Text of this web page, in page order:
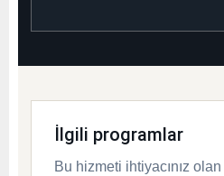
İlgili programlar
Bu hizmeti ihtiyacınız